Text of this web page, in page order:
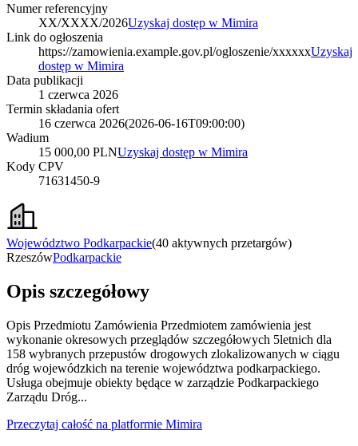
Numer referencyjny
XX/XXXX/2026Uzyskaj dostęp w Mimira
Link do ogłoszenia
https://zamowienia.example.gov.pl/ogloszenie/xxxxxxUzyskaj
dostęp w Mimira
Data publikacji
1 czerwca 2026
Termin składania ofert
16 czerwca 2026(2026-06-16T09:00:00)
Wadium
15 000,00 PLNUzyskaj dostęp w Mimira
Kody CPV
71631450-9
Województwo Podkarpackie(40 aktywnych przetargów)
RzeszówPodkarpackie
Opis szczegółowy
Opis Przedmiotu Zamówienia Przedmiotem zamówienia jest
wykonanie okresowych przeglądów szczegółowych 5letnich dla
158 wybranych przepustów drogowych zlokalizowanych w ciągu
dróg wojewódzkich na terenie województwa podkarpackiego.
Usługa obejmuje obiekty będące w zarządzie Podkarpackiego
Zarządu Dróg...
Przeczytaj całość na platformie Mimira